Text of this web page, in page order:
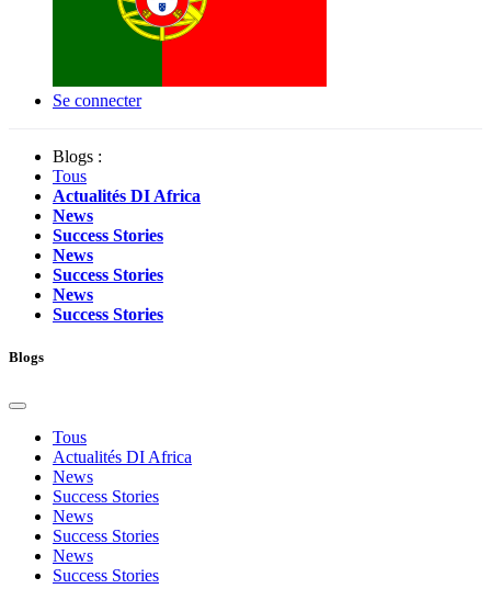
Se connecter
Blogs :
Tous
Actualités DI Africa
News
Success Stories
News
Success Stories
News
Success Stories
Blogs
Tous
Actualités DI Africa
News
Success Stories
News
Success Stories
News
Success Stories